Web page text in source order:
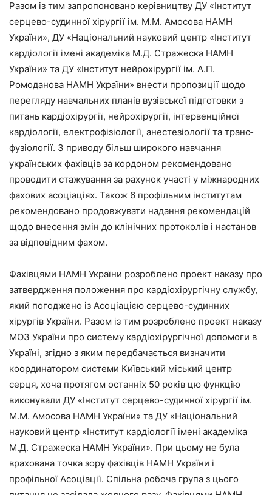
Разом із тим запропоновано керівництву ДУ «Інститут
серцево-судинної хірургії ім. М.М. Амосова НАМН
України», ДУ «Національний науковий центр «Інститут
кардіології імені академіка М.Д. Стражеска НАМН
України» та ДУ «Інститут нейрохірургії ім. А.П.
Ромоданова НАМН України» внести пропозиції щодо
перегляду навчальних планів вузівської підготовки з
питань кардіохірургії, нейрохірургії, інтервенційної
кардіології, електрофізіології, анестезіології та транс­
фузіо­логії. З приводу більш широкого навчання
українських фахівців за кордоном рекомендовано
проводити стажування за рахунок участі у міжнародних
фахових асоціаціях. Також 6 профільним інститутам
рекомендовано продовжувати надання рекомендацій
щодо внесення змін до клінічних протоколів і настанов
за відповідним фахом.
Фахівцями НАМН України розроблено проект наказу про
затвердження положення про кардіохірургічну службу,
який погоджено із Асоціацією серцево-судинних
хірургів України. Разом із тим розроблено проект наказу
МОЗ України про систему кардіохірургічної допомоги в
Україні, згідно з яким передбачається визначити
координатором системи Київський міський центр
серця, хоча протягом останніх 50 років цю функцію
виконували ДУ «Інститут серцево-судинної хірургії ім.
М.М. Амосова НАМН України» та ДУ «Національний
науковий центр «Інститут кардіології імені академіка
М.Д. Стражеска НАМН України». При цьому не була
врахована точка зору фахівців НАМН України і
профільної Асоціації. Спільна робоча група з цього